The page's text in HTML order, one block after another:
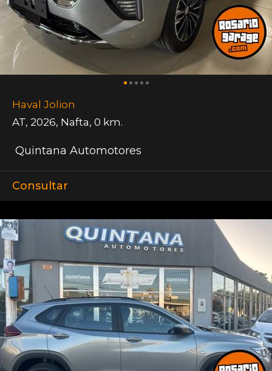
Haval Jolion
AT, 2026, Nafta, 0 km.
Quintana Automotores
Consultar